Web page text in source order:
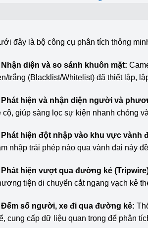
đây là bộ công cụ phân tích thông
Nhận diện và so sánh khuôn mặt:
trắng (Blacklist/Whitelist) đã thiết lập,
Phát hiện và nhận diện người và
cộ, giúp sàng lọc sự kiện nhanh chóng
Phát hiện đột nhập vào khu vực vành
nhập trái phép nào qua vành đai này
Phát hiện vượt qua đường kẻ
tiện di chuyển cắt ngang vạch kẻ
Đếm số người, xe đi qua đường kẻ:
cung cấp dữ liệu quan trọng để phân